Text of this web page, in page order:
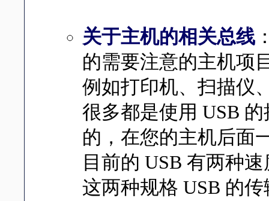
关于主机的相关总线
的需要注意的主机项
例如打印机、扫描仪
很多都是使用 USB
的，在您的主机后面
目前的 USB 有两种
这两种规格 USB 的